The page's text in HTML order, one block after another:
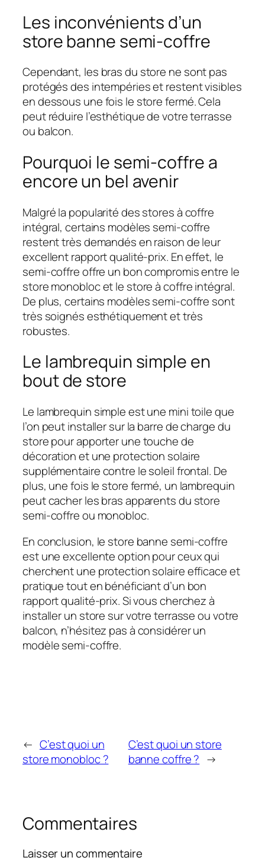
Les inconvénients d’un
store banne semi-coffre
Cependant, les bras du store ne sont pas
protégés des intempéries et restent visibles
en dessous une fois le store fermé. Cela
peut réduire l’esthétique de votre terrasse
ou balcon.
Pourquoi le semi-coffre a
encore un bel avenir
Malgré la popularité des stores à coffre
intégral, certains modèles semi-coffre
restent très demandés en raison de leur
excellent rapport qualité-prix. En effet, le
semi-coffre offre un bon compromis entre le
store monobloc et le store à coffre intégral.
De plus, certains modèles semi-coffre sont
très soignés esthétiquement et très
robustes.
Le lambrequin simple en
bout de store
Le lambrequin simple est une mini toile que
l’on peut installer sur la barre de charge du
store pour apporter une touche de
décoration et une protection solaire
supplémentaire contre le soleil frontal. De
plus, une fois le store fermé, un lambrequin
peut cacher les bras apparents du store
semi-coffre ou monobloc.
En conclusion, le store banne semi-coffre
est une excellente option pour ceux qui
cherchent une protection solaire efficace et
pratique tout en bénéficiant d’un bon
rapport qualité-prix. Si vous cherchez à
installer un store sur votre terrasse ou votre
balcon, n’hésitez pas à considérer un
modèle semi-coffre.
← C’est quoi un
store monobloc ?
C’est quoi un store
banne coffre ? →
Commentaires
Laisser un commentaire